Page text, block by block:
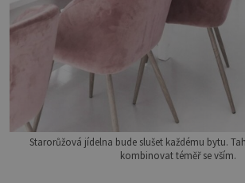
Starorůžová jídelna bude slušet každému bytu.
kombinovat téměř se vším.